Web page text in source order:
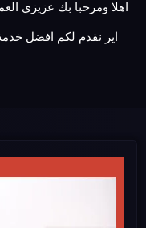
اهلا ومرحبا بك عزيزي
اير نقدم لكم افضل